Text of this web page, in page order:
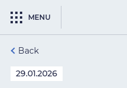
MENU
Back
29.01.2026